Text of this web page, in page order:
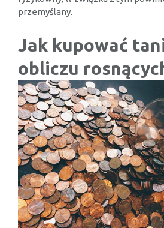
przemyślany.
Jak kupować
obliczu